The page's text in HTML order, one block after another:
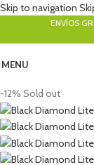
Skip to navigation
ENVÍOS
MENU
-12% Sold out